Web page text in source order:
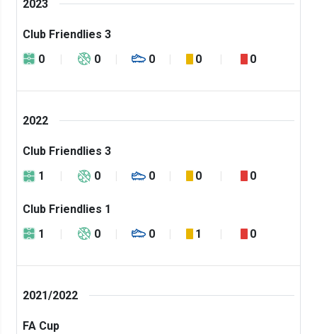
2023
Club Friendlies 3
0
0 0 0 0
2022
Club Friendlies 3
1
0 0 0 0
Club Friendlies 1
1
0 0 1 0
2021/2022
FA Cup